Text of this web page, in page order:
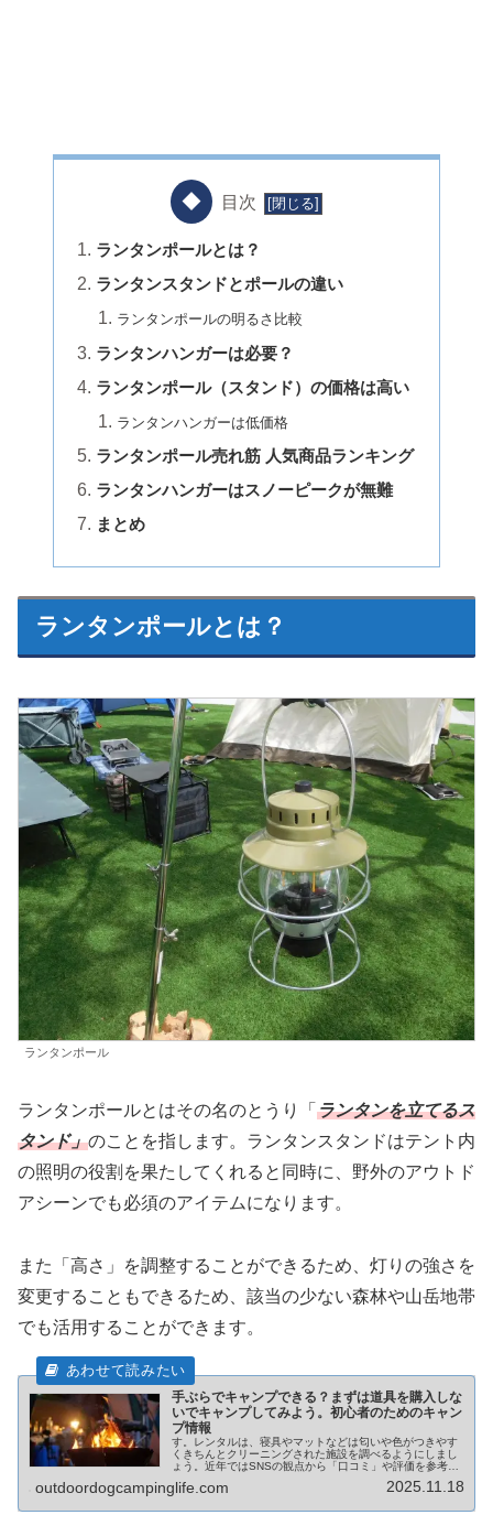
目次
ランタンポールとは？
ランタンスタンドとポールの違い
ランタンポールの明るさ比較
ランタンハンガーは必要？
ランタンポール（スタンド）の価格は高い
ランタンハンガーは低価格
ランタンポール売れ筋 人気商品ランキング
ランタンハンガーはスノーピークが無難
まとめ
ランタンポールとは？
ランタンポール
ランタンポールとはその名のとうり「 ランタンを立てるス
タンド」のことを指します。ランタンスタンドはテント内
の照明の役割を果たしてくれると同時に、野外のアウトド
アシーンでも必須のアイテムになります。
また「高さ」を調整することができるため、灯りの強さを
変更することもできるため、該当の少ない森林や山岳地帯
でも活用することができます。
手ぶらでキャンプできる？まずは道具を購入しな
いでキャンプしてみよう。初心者のためのキャン
プ情報
す。レンタルは、寝具やマットなどは匂いや色がつきやす
くきちんとクリーニングされた施設を調べるようにしまし
ょう。近年ではSNSの観点から「口コミ」や評価を参考に
outdoordogcampinglife.com 2025.11.18